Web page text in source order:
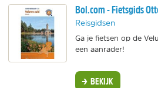
Bol.com - Fietsgids
Reisgidsen
Ga je fietsen op de
een aanrader!
BEKIJK